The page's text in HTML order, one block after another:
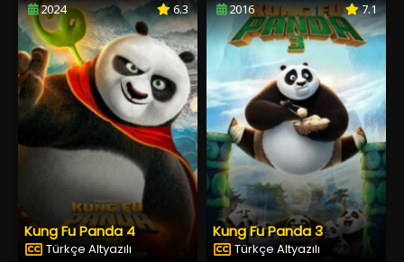
2024 6.3
Kung Fu Panda 4
Türkçe Altyazılı
2016 7.1
Kung Fu Panda 3
Türkçe Altyazılı